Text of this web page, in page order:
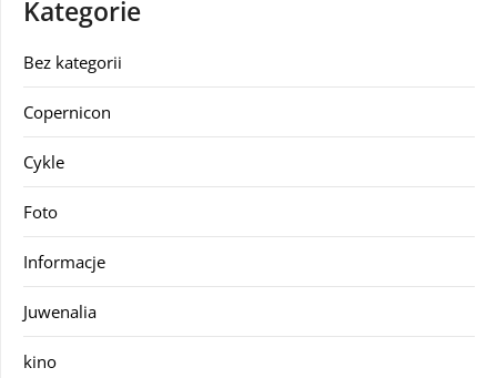
Kategorie
Bez kategorii
Copernicon
Cykle
Foto
Informacje
Juwenalia
kino